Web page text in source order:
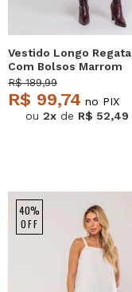
Vestido Longo Regata
Com Bolsos Marrom
Salvatore
R$ 189,99
R$ 99,74 no PIX
ou 2x de R$ 52,49
40%
OFF